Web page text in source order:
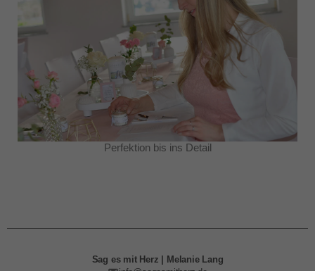
Perfektion bis ins Detail
Sag es mit Herz | Melanie Lang